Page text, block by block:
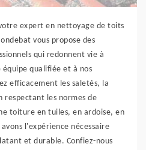
expert en nettoyage de toits
vous propose des
qui redonnent vie à
qualifiée et à nos
efficacement les saletés, la
respectant les normes de
toiture en tuiles, en ardoise, en
l'expérience nécessaire
et durable. Confiez-nous